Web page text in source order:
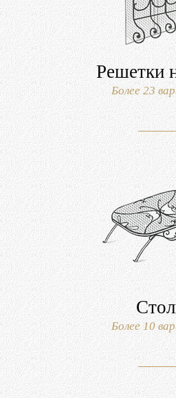
Решетки
Более 23
Более 10